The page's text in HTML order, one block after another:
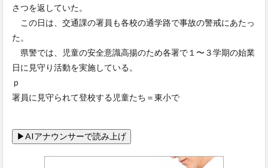
さつを返していた。
この日は、交通課の署員も各校の通学路で事故の警戒にあたっ
た。
県警では、児童の安全意識高揚のため各署で１〜３学期の始業
日に見守り活動を実施している。
ｐ
署員に見守られて登校する児童たち＝東小で